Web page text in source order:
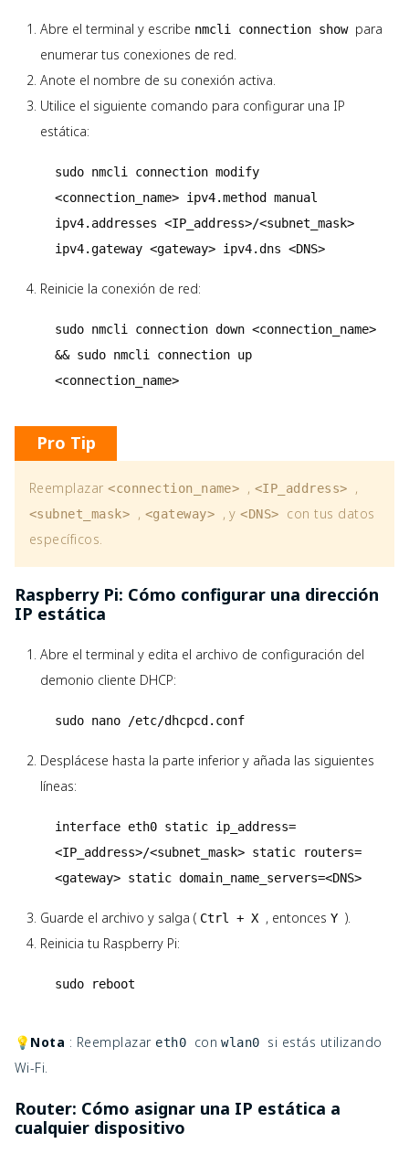
Abre el terminal y escribe nmcli connection show para
enumerar tus conexiones de red.
Anote el nombre de su conexión activa.
Utilice el siguiente comando para configurar una IP
estática:
sudo nmcli connection modify
<connection_name> ipv4.method manual
ipv4.addresses <IP_address>/<subnet_mask>
ipv4.gateway <gateway> ipv4.dns <DNS>
Reinicie la conexión de red:
sudo nmcli connection down <connection_name>
&& sudo nmcli connection up
<connection_name>
Pro Tip
Reemplazar<connection_name> , <IP_address> ,
<subnet_mask> , <gateway> , y<DNS> con tus datos
específicos.
Raspberry Pi: Cómo configurar una dirección
IP estática
Abre el terminal y edita el archivo de configuración del
demonio cliente DHCP:
sudo nano /etc/dhcpcd.conf
Desplácese hasta la parte inferior y añada las siguientes
líneas:
interface eth0 static ip_address=
<IP_address>/<subnet_mask> static routers=
<gateway> static domain_name_servers=<DNS>
Guarde el archivo y salga ( Ctrl + X , entonces Y ).
Reinicia tu Raspberry Pi:
sudo reboot
💡Nota : Reemplazar eth0 conwlan0 si estás utilizando
Wi-Fi.
Router: Cómo asignar una IP estática a
cualquier dispositivo